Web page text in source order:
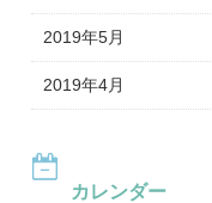
2019年5月
2019年4月
カレンダー